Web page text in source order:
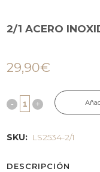
2/1 ACERO
29,90€
SKU: LS2534-2/1
DESCRIPCIÓN